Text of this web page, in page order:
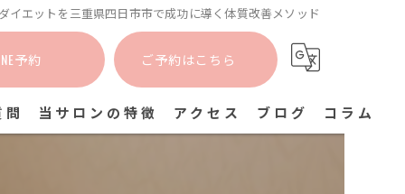
イエットを三重県四日市市で成功に導く体質改善メソッド
予約 ご予約はこちら
当サロンの特徴 アクセス ブログ コラム